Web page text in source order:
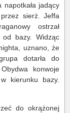
napotkała jadący
sierż. Jeffa
ostrzał
od bazy. Widząc
uznano, że
dotarła do
konwoje
kierunku bazy.
do okrążonej